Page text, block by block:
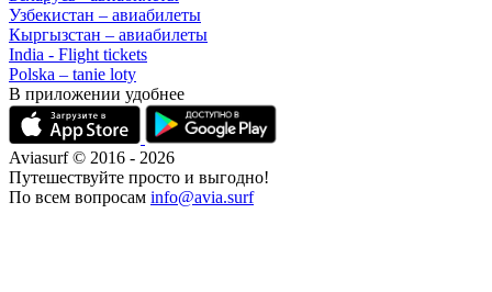
Узбекистан – авиабилеты
Кыргызстан – авиабилеты
India - Flight tickets
Polska – tanie loty
В приложении удобнее
Aviasurf © 2016 - 2026
Путешествуйте просто и выгодно!
По всем вопросам info@avia.surf